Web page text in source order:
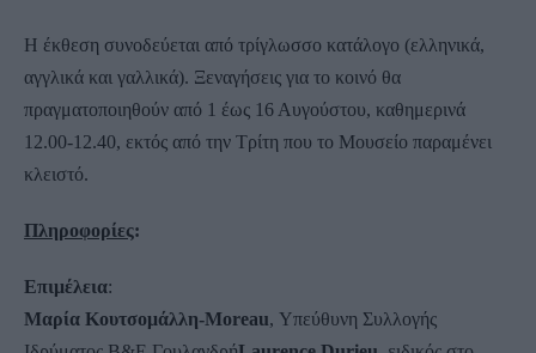
Η έκθεση συνοδεύεται από τρίγλωσσο κατάλογο (ελληνικά,
αγγλικά και γαλλικά). Ξεναγήσεις για το κοινό θα
πραγματοποιηθούν από 1 έως 16 Αυγούστου, καθημερινά
12.00-12.40, εκτός από την Τρίτη που το Μουσείο παραμένει
κλειστό.
Πληροφορίες:
Επιμέλεια:
Μαρία Κουτσομάλλη-Moreau, Υπεύθυνη Συλλογής